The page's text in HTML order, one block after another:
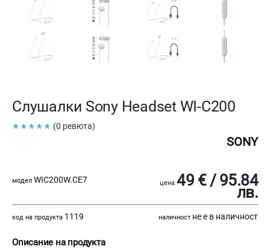
Слушалки Sony Headset WI-C200
★★★★★ (0 ревюта)
SONY
модел WIC200W.CE7 цена 49 € / 95.84
лв.
код на продукта 1119 наличност не е в наличност
Описание на продукта